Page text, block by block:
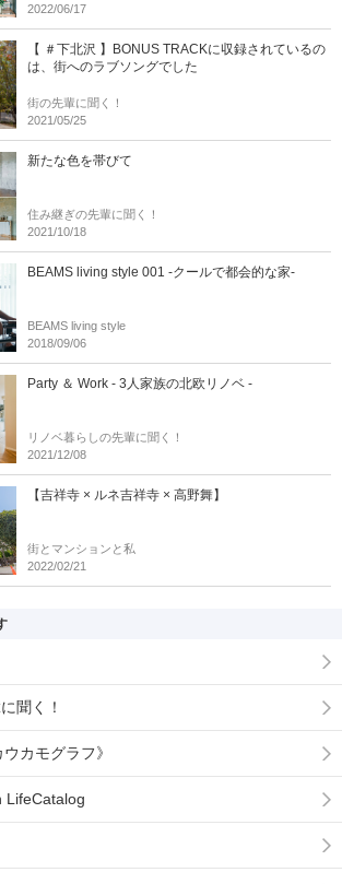
2022/06/17
【 ＃下北沢 】BONUS TRACKに収録されているの
は、街へのラブソングでした
街の先輩に聞く！
2021/05/25
新たな色を帯びて
住み継ぎの先輩に聞く！
2021/10/18
BEAMS living style 001 -クールで都会的な家-
BEAMS living style
2018/09/06
Party ＆ Work - 3人家族の北欧リノベ -
リノベ暮らしの先輩に聞く！
2021/12/08
【吉祥寺 × ルネ吉祥寺 × 高野舞】
街とマンションと私
2022/02/21
聞く！
カモグラフ》
LifeCatalog